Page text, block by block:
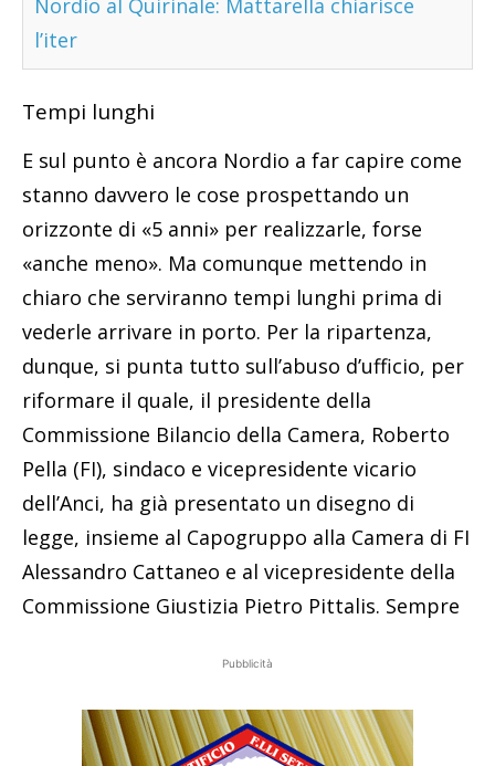
Nordio al Quirinale: Mattarella chiarisce
l’iter
Tempi lunghi
E sul punto è ancora Nordio a far capire come
stanno davvero le cose prospettando un
orizzonte di «5 anni» per realizzarle, forse
«anche meno». Ma comunque mettendo in
chiaro che serviranno tempi lunghi prima di
vederle arrivare in porto. Per la ripartenza,
dunque, si punta tutto sull’abuso d’ufficio, per
riformare il quale, il presidente della
Commissione Bilancio della Camera, Roberto
Pella (FI), sindaco e vicepresidente vicario
dell’Anci, ha già presentato un disegno di
legge, insieme al Capogruppo alla Camera di FI
Alessandro Cattaneo e al vicepresidente della
Commissione Giustizia Pietro Pittalis. Sempre
Pubblicità